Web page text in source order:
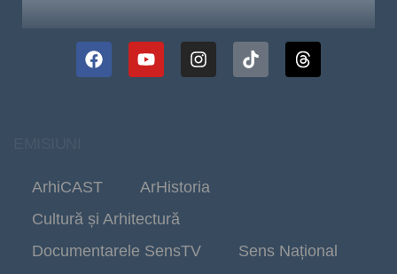
ArhiCAST
ArHistoria
Cultură și Arhitectură
Documentarele SensTV
Sens Național